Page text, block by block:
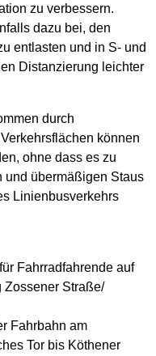
zu verbessern.
dazu bei, den
entlasten und in S- und
Distanzierung leichter
durch
können
ohne dass es zu
und übermäßigen Staus
Linienbusverkehrs
Fahrradfahrende auf
Zossener Straße/
Fahrbahn am
Tor bis Köthener